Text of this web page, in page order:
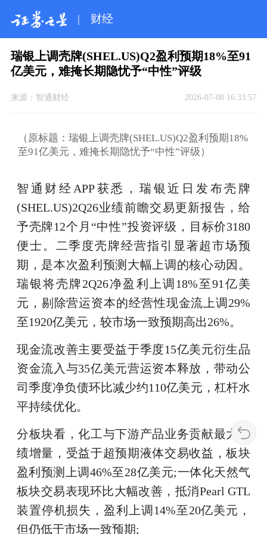
| 财经
瑞银上调壳牌(SHEL.US)Q2盈利预期18%至91
亿美元，难掩长期隐忧予“中性”评级
来源： 智通财经 2026-07-08 16:33:57
（原标题：瑞银上调壳牌(SHEL.US)Q2盈利预期18%
至91亿美元，难掩长期隐忧予“中性”评级）
智通财经APP获悉，瑞银近日发布壳牌
(SHEL.US)2Q26业绩前瞻交易更新报告，给
予壳牌12个月“中性”投资评级，目标价3180
便士。二季度壳牌经营指引显著超市场预
期，是本次盈利预测大幅上调的核心动因。
瑞银将壳牌2Q26净盈利上调18%至91亿美
元，剔除营运资本的经营性现金流上调29%
至1920亿美元，较市场一致预期高出26%。
现金流改善主要受益于季度15亿美元衍生品
资金流入与35亿美元营运资本释放，带动公
司季度净负债环比减少约110亿美元，杠杆水
平持续优化。
分板块看，化工与下游产品业务贡献最大业
绩增量，受益于超预期液体交易收益，板块
盈利预测上调46%至28亿美元;一体化天然气
板块交易表现环比大幅改善，抵消Pearl GTL
装置停机损失，盈利上调14%至20亿美元，
但仍低于市场一致预期;